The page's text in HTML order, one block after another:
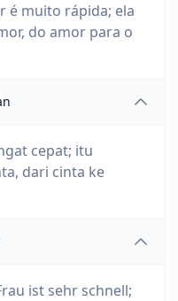
é muito rápida; ela
do amor para o
cepat; itu
dari cinta ke
ist sehr schnell;